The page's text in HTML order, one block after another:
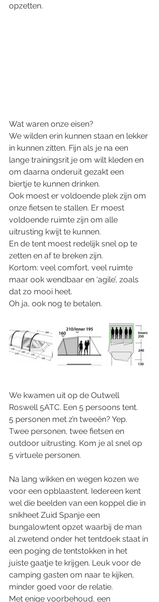
opzetten.
Wat waren onze eisen?
We wilden erin kunnen staan en lekker
in kunnen zitten. Fijn als je na een
lange trainingsrit je om wilt kleden en
om daarna onderuit gezakt een
biertje te kunnen drinken.
Ook moest er voldoende plek zijn om
onze fietsen te stallen. Er moest
voldoende ruimte zijn om alle
uitrusting kwijt te kunnen.
En de tent moest redelijk snel op te
zetten en af te breken zijn.
Kortom: veel comfort, veel ruimte
maar ook wendbaar en ‘agile’, zoals
dat zo mooi heet.
Oh ja, ook nog te betalen.
We kwamen uit op de Outwell
Roswell 5ATC. Een 5 persoons tent.
5 personen met z’n tweeën? Yep.
Twee personen, twee fietsen en
outdoor uitrusting. Kom je al snel op
5 virtuele personen.
Na lang wikken en wegen kozen we
voor een opblaastent. Iedereen kent
wel die beelden van een koppel die in
snikheet Zuid Spanje een
bungalowtent opzet waarbij de man
al zwetend onder het tentdoek staat in
een poging de tentstokken in het
juiste gaatje te krijgen. Leuk voor de
camping gasten om naar te kijken,
minder goed voor de relatie.
Met enige voorbehoud, een